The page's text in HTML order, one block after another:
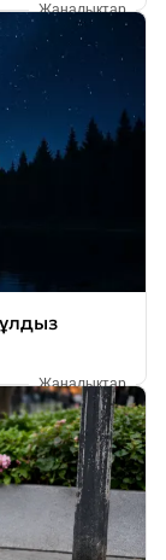
Жаңалықтар
Жаңалықтар